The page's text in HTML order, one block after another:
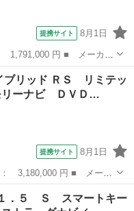
提携サイト 8月1日
リッド ■ グレード
フルセグ付純正８イン
ブリッド ＲＳ リミテッ
ーナビ ＤＶＤ…
提携サイト 8月1日
ブリッド ■ グレード
ーナビ ＤＶＤ再生 バ
．５ Ｓ スマートキー